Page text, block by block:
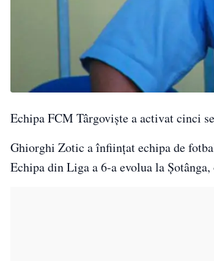
Echipa FCM Târgovişte a activat cinci
Ghiorghi Zotic a înființat echipa de
Echipa din Liga a 6-a evolua la